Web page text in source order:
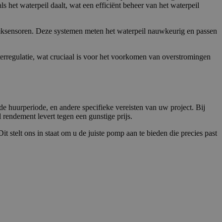
het waterpeil daalt, wat een efficiënt beheer van het waterpeil
Deze systemen meten het waterpeil nauwkeurig en passen
wat cruciaal is voor het voorkomen van overstromingen
huurperiode, en andere specifieke vereisten van uw project. Bij
levert tegen een gunstige prijs.
stelt ons in staat om u de juiste pomp aan te bieden die precies past
en
analytics
sessie van de
Analytics - wat
van
microsoft-scripts.
de inhoud van
goede werking
om het gebruik